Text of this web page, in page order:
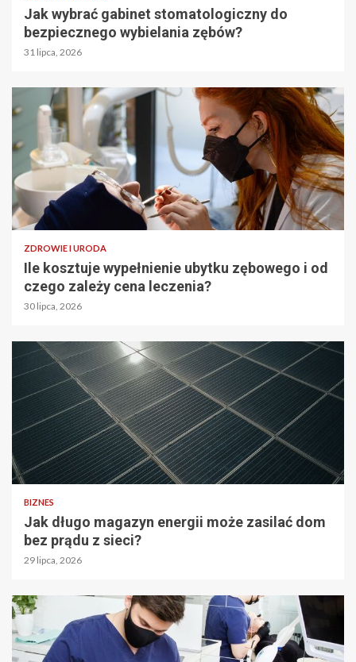
Jak wybrać gabinet stomatologiczny do
bezpiecznego wybielania zębów?
31 lipca, 2026
ZDROWIE I URODA
Ile kosztuje wypełnienie ubytku zębowego i od
czego zależy cena leczenia?
30 lipca, 2026
BIZNES
Jak długo magazyn energii może zasilać dom
bez prądu z sieci?
29 lipca, 2026